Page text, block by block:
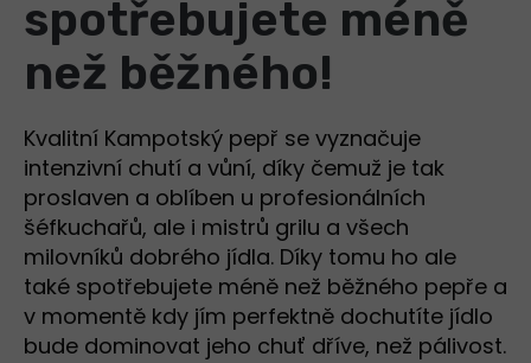
spotřebujete méně
než běžného!
Kvalitní Kampotský pepř se vyznačuje
intenzivní chutí a vůní, díky čemuž je tak
proslaven a oblíben u profesionálních
šéfkuchařů, ale i mistrů grilu a všech
milovníků dobrého jídla. Díky tomu ho ale
také spotřebujete méně než běžného pepře a
v momentě kdy jím perfektně dochutíte jídlo
bude dominovat jeho chuť dříve, než pálivost.